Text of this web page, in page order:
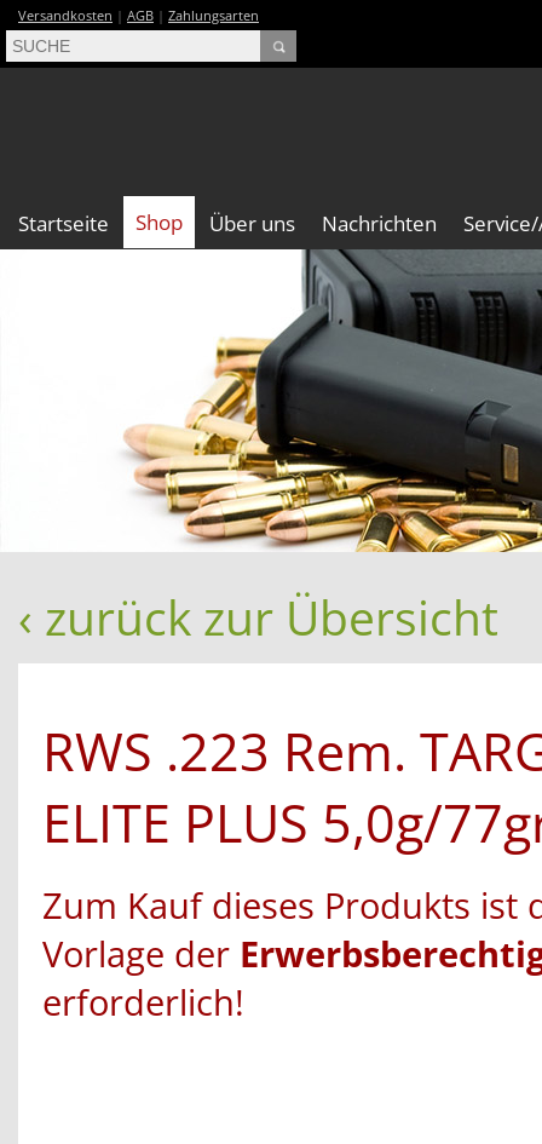
Versandkosten | AGB | Zahlungsarten
Startseite Shop Über uns Nachrichten
‹ zurück zur Übersicht
RWS .223 Rem.
ELITE PLUS 5,0g/
Zum Kauf dieses Produkts ist
Vorlage der
erforderlich!